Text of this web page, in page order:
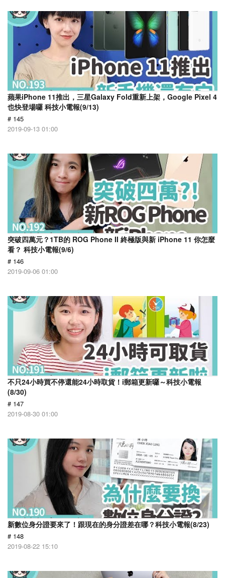
蘋果iPhone 11推出，三星Galaxy Fold重新上架，Google Pixel 4
也快登場囉 科技小電報(9/13)
# 145
2019-09-13 01:00
突破四萬元？1TB的 ROG Phone II 終極版與新 iPhone 11 你怎麼
看？ 科技小電報(9/6)
# 146
2019-09-06 01:00
不只24小時買不停還能24小時取貨！i郵箱更新囉～科技小電報
(8/30)
# 147
2019-08-30 01:00
新數位身分證要來了！跟現在的身分證差在哪？科技小電報(8/23)
# 148
2019-08-22 15:10